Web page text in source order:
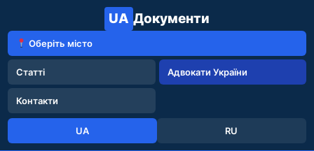
UA Документи
Оберіть місто
Статті Адвокати України
Контакти
UA RU